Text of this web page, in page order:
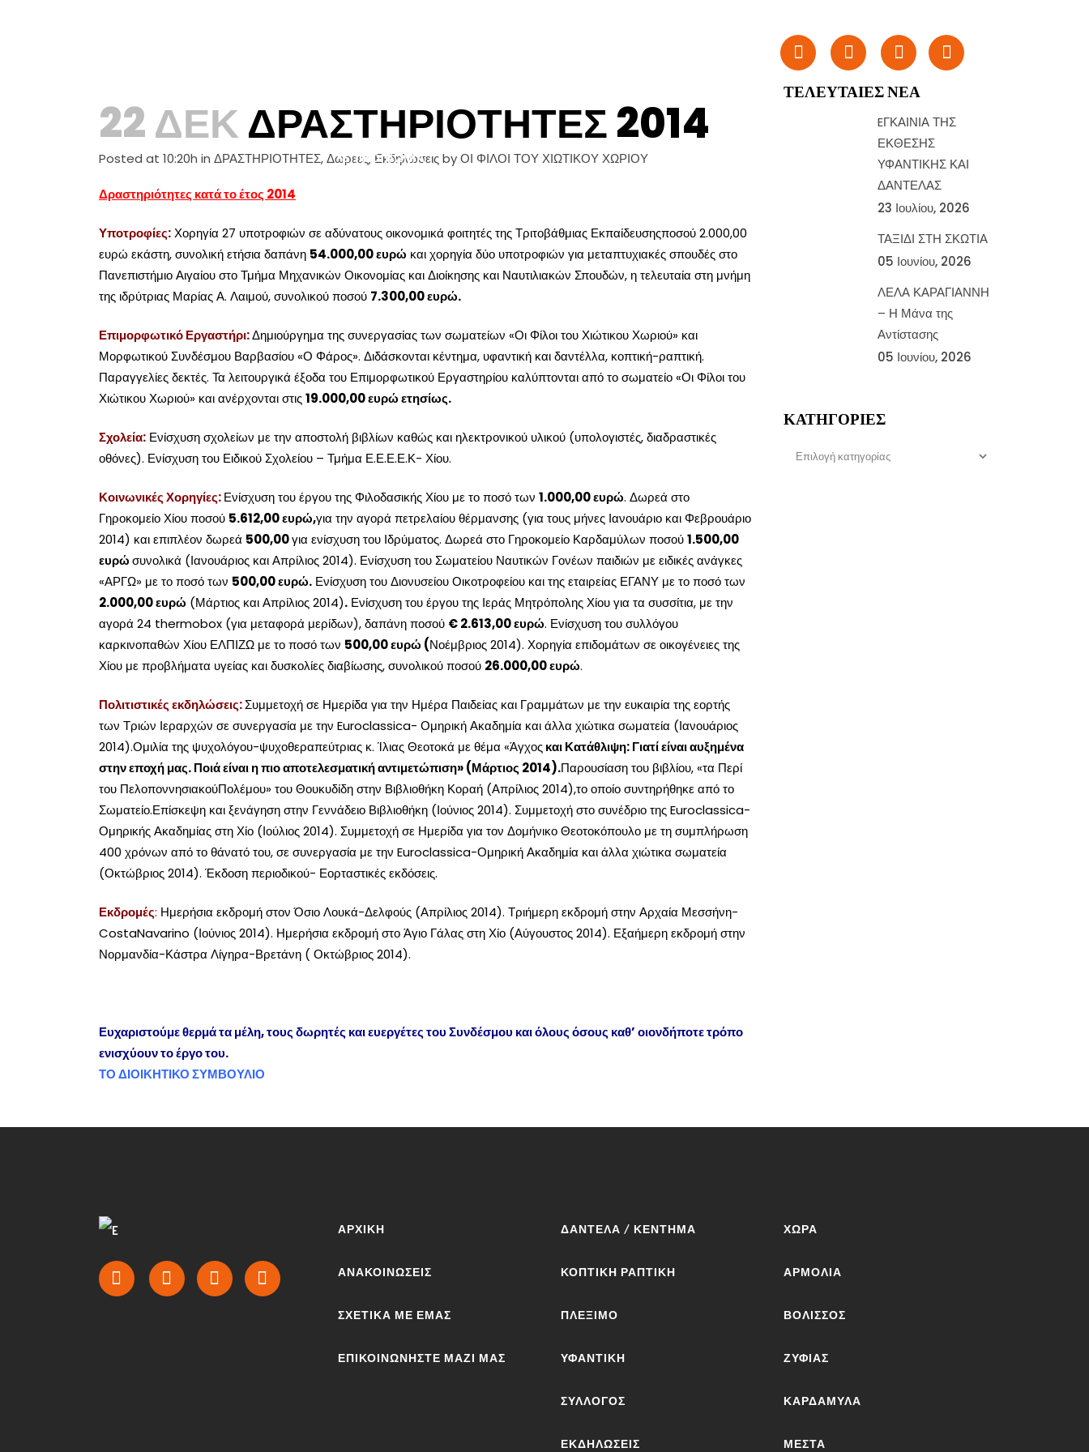
ΕΠΙΚΟΙΝΩΝΊΑ
22 ΔΕΚΔΡΑΣΤΗΡΙΌΤΗΤΕΣ 2014
Posted at 10:20h in ΔΡΑΣΤΗΡΙΟΤΗΤΕΣ,Δωρεές, ΕκδηλώσειςbyΟΙ ΦΙΛΟΙ ΤΟΥ ΧΙΩΤΙΚΟΥ ΧΩΡΙΟΥ
Δραστηριότητες κατά το έτος 2014
Υποτροφίες:Χορηγία 27 υποτροφιών σε αδύνατους οικονομικά φοιτητές της Τριτοβάθμιας Εκπαίδευσηςποσού 2.000,00
ευρώ εκάστη, συνολική ετήσια δαπάνη 54.000,00 ευρώ και χορηγία δύο υποτροφιών για μεταπτυχιακές σπουδές στο
Πανεπιστήμιο Αιγαίου στο Τμήμα Μηχανικών Οικονομίας και Διοίκησης και Ναυτιλιακών Σπουδών, η τελευταία στη μνήμη
της ιδρύτριας Μαρίας Α. Λαιμού, συνολικού ποσού 7.300,00 ευρώ.
Επιμορφωτικό Εργαστήρι:Δημιούργημα της συνεργασίας των σωματείων «Οι Φίλοι του Χιώτικου Χωριού» και
Μορφωτικού Συνδέσμου Βαρβασίου «Ο Φάρος». Διδάσκονται κέντημα, υφαντική και δαντέλλα, κοπτική-ραπτική.
Παραγγελίες δεκτές. Τα λειτουργικά έξοδα του Επιμορφωτικού Εργαστηρίου καλύπτονται από το σωματείο «Οι Φίλοι του
Χιώτικου Χωριού» και ανέρχονται στις19.000,00 ευρώ ετησίως.
Σχολεία: Ενίσχυση σχολείων με την αποστολή βιβλίων καθώς και ηλεκτρονικού υλικού (υπολογιστές, διαδραστικές
οθόνες). Ενίσχυση του Ειδικού Σχολείου – Τμήμα Ε.Ε.Ε.Ε.Κ- Χίου.
Κοινωνικές Χορηγίες:Ενίσχυση του έργου της Φιλοδασικής Χίου με το ποσό των 1.000,00 ευρώ. Δωρεά στο
Γηροκομείο Χίου ποσού 5.612,00 ευρώ,για την αγορά πετρελαίου θέρμανσης (για τους μήνες Ιανουάριο και Φεβρουάριο
2014) και επιπλέον δωρεά 500,00για ενίσχυση του Ιδρύματος. Δωρεά στο Γηροκομείο Καρδαμύλων ποσού1.500,00
ευρώσυνολικά (Ιανουάριος και Απρίλιος 2014). Ενίσχυση του Σωματείου Ναυτικών Γονέων παιδιών με ειδικές ανάγκες
«ΑΡΓΩ» με το ποσό των 500,00 ευρώ. Ενίσχυση του Διονυσείου Οικοτροφείου και της εταιρείας ΕΓΑΝΥ με το ποσό των
2.000,00 ευρώ (Μάρτιος και Απρίλιος 2014). Ενίσχυση του έργου της Ιεράς Μητρόπολης Χίου για τα συσσίτια, με την
αγορά 24 thermobox (για μεταφορά μερίδων), δαπάνη ποσού € 2.613,00 ευρώ. Ενίσχυση του συλλόγου
καρκινοπαθών Χίου ΕΛΠΙΖΩ με το ποσό των 500,00 ευρώ (Νοέμβριος 2014). Χορηγία επιδομάτων σε οικογένειες της
Χίου με προβλήματα υγείας και δυσκολίες διαβίωσης, συνολικού ποσού 26.000,00 ευρώ.
Πολιτιστικές εκδηλώσεις:Συμμετοχή σε Ημερίδα για την Ημέρα Παιδείας και Γραμμάτων με την ευκαιρία της εορτής
των Τριών Ιεραρχών σε συνεργασία με την Euroclassica- Ομηρική Ακαδημία και άλλα χιώτικα σωματεία (Ιανουάριος
2014).Ομιλία της ψυχολόγου-ψυχοθεραπεύτριας κ. Ίλιας Θεοτοκά με θέμα «Άγχοςκαι Κατάθλιψη: Γιατί είναι αυξημένα
στην εποχή μας. Ποιά είναι η πιο αποτελεσματική αντιμετώπιση» (Μάρτιος 2014).Παρουσίαση του βιβλίου, «τα Περί
του ΠελοποννησιακούΠολέμου» του Θουκυδίδη στην Βιβλιοθήκη Κοραή (Απρίλιος 2014),το οποίο συντηρήθηκε από το
Σωματείο.Επίσκεψη και ξενάγηση στην Γεννάδειο Βιβλιοθήκη (Ιούνιος 2014). Συμμετοχή στο συνέδριο της Euroclassica-
Ομηρικής Ακαδημίας στη Χίο (Ιούλιος 2014). Συμμετοχή σε Ημερίδα για τον Δομήνικο Θεοτοκόπουλο με τη συμπλήρωση
400 χρόνων από το θάνατό του, σε συνεργασία με την Euroclassica-Ομηρική Ακαδημία και άλλα χιώτικα σωματεία
(Οκτώβριος 2014). Έκδοση περιοδικού- Εορταστικές εκδόσεις.
Εκδρομές: Ημερήσια εκδρομή στον Όσιο Λουκά-Δελφούς (Απρίλιος 2014). Τριήμερη εκδρομή στην Αρχαία Μεσσήνη-
CostaNavarino (Ιούνιος 2014). Ημερήσια εκδρομή στο Άγιο Γάλας στη Χίο (Αύγουστος 2014). Εξαήμερη εκδρομή στην
Νορμανδία-Κάστρα Λίγηρα-Βρετάνη ( Οκτώβριος 2014).
Ευχαριστούμε θερμά τα μέλη, τους δωρητές και ευεργέτες του Συνδέσμου και όλους όσους καθ’ οιονδήποτε τρόπο
ενισχύουν το έργο του.
ΤΟ ΔΙΟΙΚΗΤΙΚΟ ΣΥΜΒΟΥΛΙΟ
ΤΕΛΕΥΤΑΊΕΣ ΝΈΑ
EΓΚΑΙΝΙΑ ΤΗΣ
ΕΚΘΕΣΗΣ
ΥΦΑΝΤΙΚΗΣ ΚΑΙ
ΔΑΝΤΕΛΑΣ
23 Ιουλίου, 2026
ΤΑΞΙΔΙ ΣΤΗ ΣΚΩΤΙΑ
05 Ιουνίου, 2026
ΛΕΛΑ ΚΑΡΑΓΙΑΝΝΗ
– Η Μάνα της
Αντίστασης
05 Ιουνίου, 2026
ΚΑΤΗΓΟΡΊΕΣ
Κατηγορίες
ΑΡΧΙΚΉ
ΑΝΑΚΟΙΝΩΣΕΙΣ
ΣΧΕΤΙΚΆ ΜΕ ΕΜΆΣ
ΕΠΙΚΟΙΝΩΝΉΣΤΕ ΜΑΖΊ ΜΑΣ
ΔΑΝΤΈΛΑ / ΚΈΝΤΗΜΑ
ΚΟΠΤΙΚΉ ΡΑΠΤΙΚΉ
ΠΛΈΞΙΜΟ
ΥΦΑΝΤΙΚΉ
ΣΎΛΛΟΓΟΣ
ΕΚΔΗΛΏΣΕΙΣ
ΧΏΡΑ
ΑΡΜΌΛΙΑ
ΒΟΛΙΣΣΌΣ
ΖΥΦΙΆΣ
ΚΑΡΔΆΜΥΛΑ
ΜΕΣΤΆ